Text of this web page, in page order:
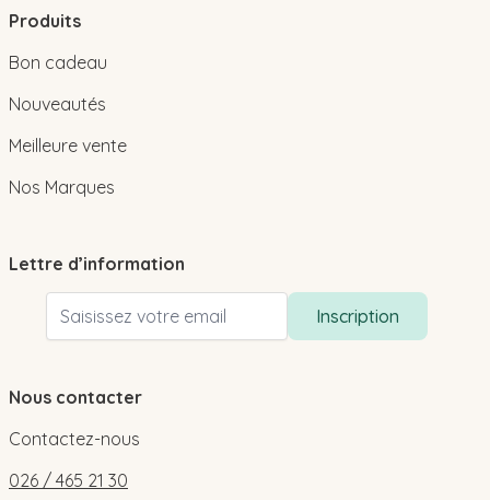
Produits
Bon cadeau
Nouveautés
Meilleure vente
Nos Marques
Lettre d’information
Adresse email
Inscription
Nous contacter
Contactez-nous
026 / 465 21 30